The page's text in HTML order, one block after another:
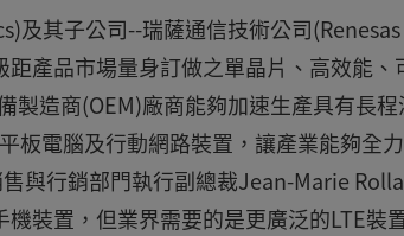
及其子公司--瑞薩通信技術公司
產品市場量身訂做之單晶片、高效能、
製造商(OEM)廠商能夠加速生產具有長
板電腦及行動網路裝置，讓產業能夠全
與行銷部門執行副總裁Jean-Marie
裝置，但業界需要的是更廣泛的LTE裝